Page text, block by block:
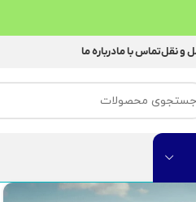
و نقلتماس با مادرباره ما